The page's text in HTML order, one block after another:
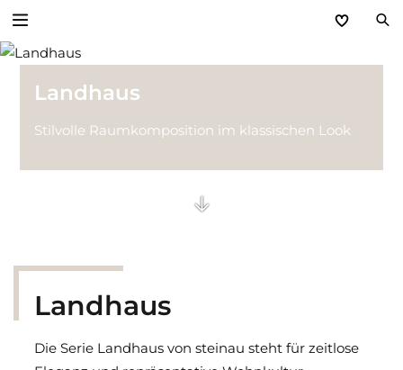
Modern GANZGLASTÜREN
Stahl-Lofttüren
Landhaus
Stilvolle Raumkomposition im klassischen Look
Landhaus
Die Serie Landhaus von steinau steht für zeitlose